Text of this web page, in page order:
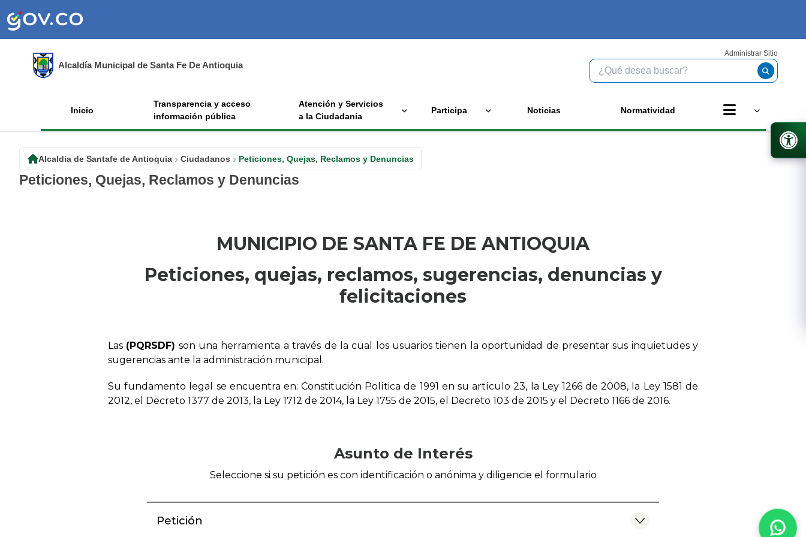
Alcaldía Municipal de Santa Fe De Antioquia
Administrar Sitio
Inicio
Transparencia y acceso
información pública
Atención y Servicios
a la Ciudadanía
Participa Noticias Normatividad
Alcaldia de Santafe de Antioquia Ciudadanos Peticiones, Quejas, Reclamos y Denuncias
Peticiones, Quejas, Reclamos y Denuncias